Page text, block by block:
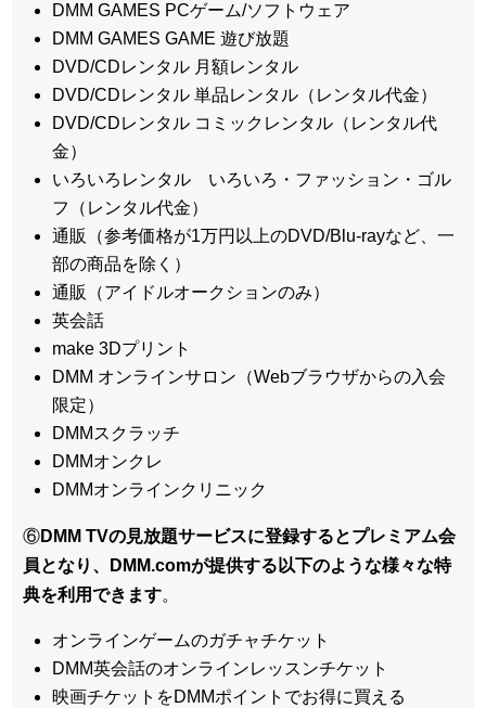
DMM GAMES PCゲーム/ソフトウェア
DMM GAMES GAME 遊び放題
DVD/CDレンタル 月額レンタル
DVD/CDレンタル 単品レンタル（レンタル代金）
DVD/CDレンタル コミックレンタル（レンタル代
金）
いろいろレンタル いろいろ・ファッション・ゴル
フ（レンタル代金）
通販（参考価格が1万円以上のDVD/Blu-rayなど、一
部の商品を除く）
通販（アイドルオークションのみ）
英会話
make 3Dプリント
DMM オンラインサロン（Webブラウザからの入会
限定）
DMMスクラッチ
DMMオンクレ
DMMオンラインクリニック
⑥DMM TVの見放題サービスに登録するとプレミアム会
員となり、DMM.comが提供する以下のような様々な特
典を利用できます。
オンラインゲームのガチャチケット
DMM英会話のオンラインレッスンチケット
映画チケットをDMMポイントでお得に買える